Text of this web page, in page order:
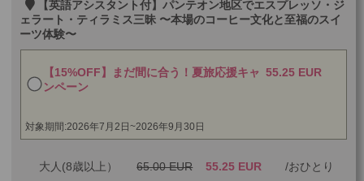
【英語アシスタント付】パンテオン地区でエスプレッソ・ジ
ェラート・ティラミス三昧 〜本場のコーヒー文化と至福のスイ
ーツ体験〜
【15%OFF】まだ間に合う！夏旅応援キャ
ンペーン
55.25 EUR
対象期間:2026年7月2日~2026年9月30日
大人(8歳以上） 65.00 EUR 55.25 EUR おひとり